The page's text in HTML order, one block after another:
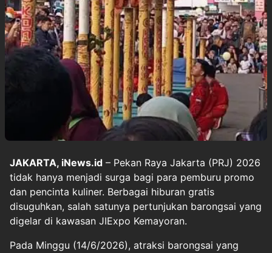
JAKARTA, iNews.id – Pekan Raya Jakarta (PRJ) 2026
tidak hanya menjadi surga bagi para pemburu promo
dan pencinta kuliner. Berbagai hiburan gratis
disuguhkan, salah satunya pertunjukan barongsai yang
digelar di kawasan JIExpo Kemayoran.
Pada Minggu (14/6/2026), atraksi barongsai yang